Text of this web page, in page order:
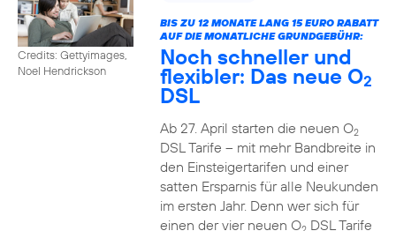
Credits: Gettyimages,
Noel Hendrickson
BIS ZU 12 MONATE LANG 15 EURO RABATT
AUF DIE MONATLICHE GRUNDGEBÜHR:
Noch schneller und
flexibler: Das neue O2
DSL
Ab 27. April starten die neuen O2
DSL Tarife – mit mehr Bandbreite in
den Einsteigertarifen und einer
satten Ersparnis für alle Neukunden
im ersten Jahr. Denn wer sich für
einen der vier neuen O DSL Tarife